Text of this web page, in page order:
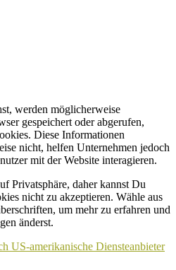
werden möglicherweise
gespeichert oder abgerufen,
Diese Informationen
nicht, helfen Unternehmen jedoch
mit der Website interagieren.
Privatsphäre, daher kannst Du
nicht zu akzeptieren. Wähle aus
um mehr zu erfahren und
änderst.
US-amerikanische Diensteanbieter